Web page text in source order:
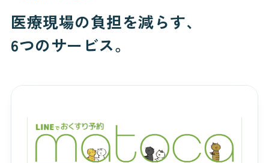
医療現場の負担を減らす、
6つのサービス。